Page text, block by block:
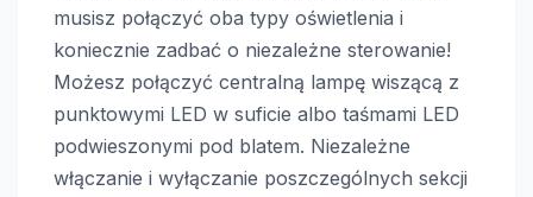
musisz połączyć oba typy oświetlenia i
koniecznie zadbać o niezależne sterowanie!
Możesz połączyć centralną lampę wiszącą z
punktowymi LED w suficie albo taśmami LED
podwieszonymi pod blatem. Niezależne
włączanie i wyłączanie poszczególnych sekcji